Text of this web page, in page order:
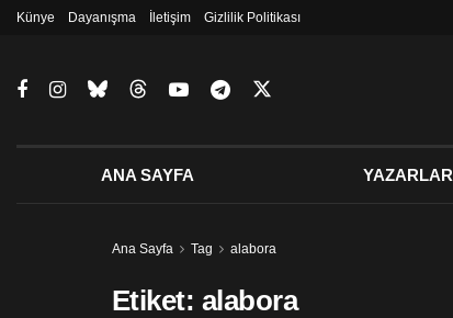
Künye Dayanışma İletişim Gizlilik Politikası
ANA SAYFA YAZARLAR
Ana Sayfa Tag alabora
Etiket: alabora